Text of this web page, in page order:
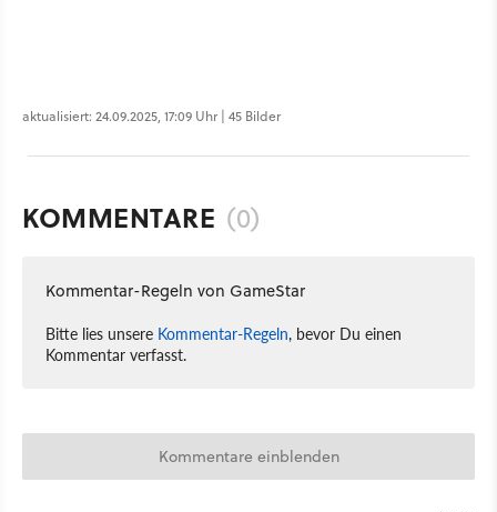
aktualisiert: 24.09.2025, 17:09 Uhr | 45 Bilder
KOMMENTARE (0)
Kommentar-Regeln von GameStar
Bitte lies unsere Kommentar-Regeln, bevor Du einen
Kommentar verfasst.
Kommentare einblenden